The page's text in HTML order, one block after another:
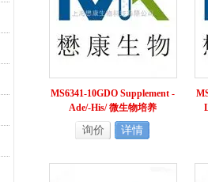
MS6341-10GDO Supplement -
Ade/-His/ 微生物培养
询价 详情